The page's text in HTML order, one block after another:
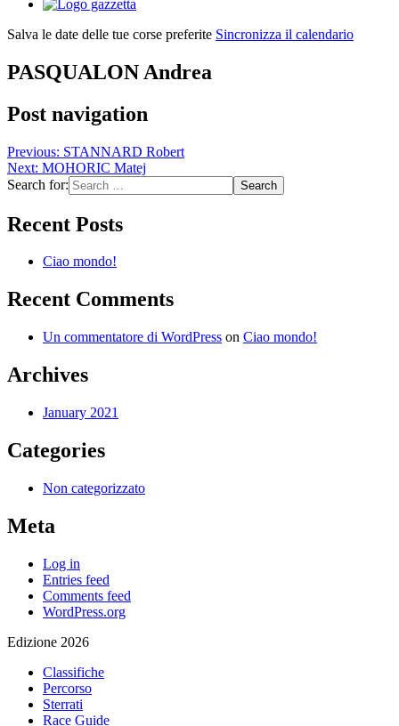
Salva le date delle tue corse preferite Sincronizza il calendario
PASQUALON Andrea
Post navigation
Previous: STANNARD Robert
Next: MOHORIC Matej
Search for:
Recent Posts
Ciao mondo!
Recent Comments
Un commentatore di WordPress on Ciao mondo!
Archives
January 2021
Categories
Non categorizzato
Meta
Log in
Entries feed
Comments feed
WordPress.org
Edizione 2026
Classifiche
Percorso
Sterrati
Race Guide